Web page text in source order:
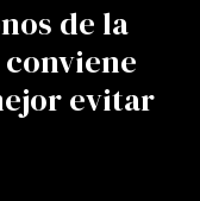
de la
evitar